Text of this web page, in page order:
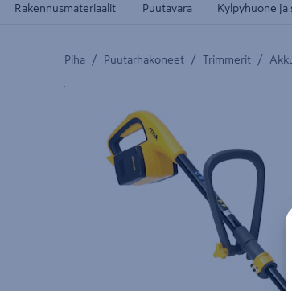
Rakennusmateriaalit Puutavara Kylpyhuone ja
Piha / Puutarhakoneet / Trimmerit /
Yksityiskohtainen kuvaus löytyy